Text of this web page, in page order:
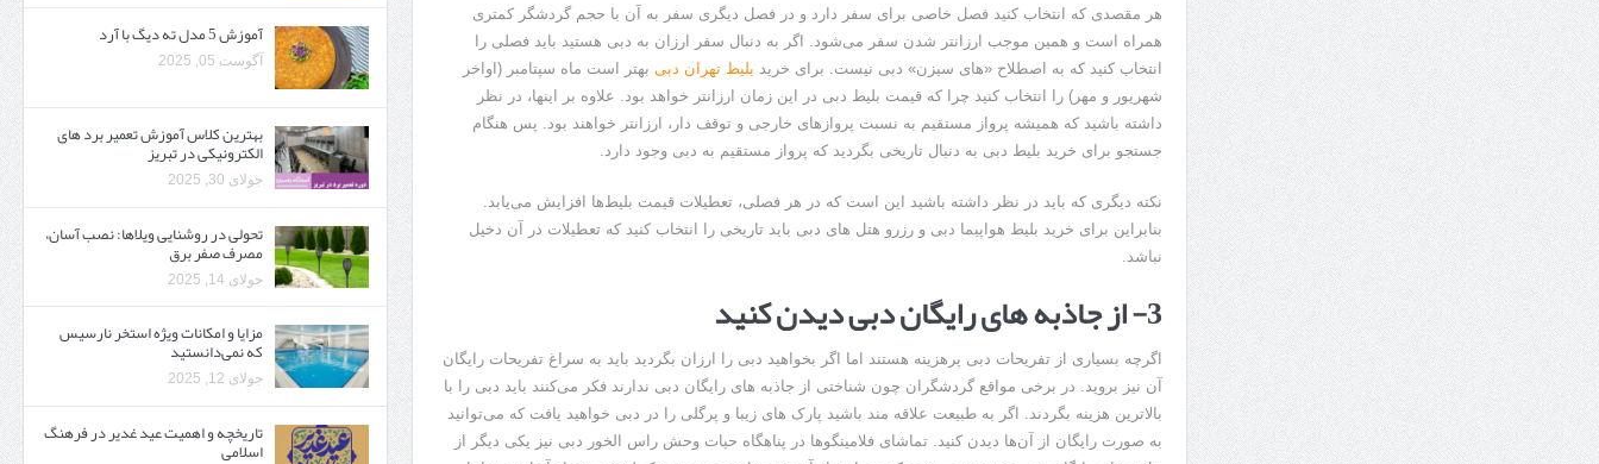
هر مقصدی که انتخاب کنید فصل خاصی برای سفر دارد و در فصل دیگری سفر به آن با حجم گردشگر کمتری
همراه است و همین موجب ارزانتر شدن سفر می‌شود. اگر به دنبال سفر ارزان به دبی هستید باید فصلی را
انتخاب کنید که به اصطلاح «های سیزن» دبی نیست. برای خرید بلیط تهران دبی بهتر است ماه سپتامبر (اواخر
شهریور و مهر) را انتخاب کنید چرا که قیمت بلیط دبی در این زمان ارزانتر خواهد بود. علاوه بر اینها، در نظر
داشته باشید که همیشه پرواز مستقیم به نسبت پروازهای خارجی و توقف دار، ارزانتر خواهند بود. پس هنگام
جستجو برای خرید بلیط دبی به دنبال تاریخی بگردید که پرواز مستقیم به دبی وجود دارد.
نکته دیگری که باید در نظر داشته باشید این است که در هر فصلی، تعطیلات قیمت بلیط‌ها افزایش می‌یابد.
بنابراین برای خرید بلیط هواپیما دبی و رزرو هتل های دبی باید تاریخی را انتخاب کنید که تعطیلات در آن دخیل
نباشد.
3- از جاذبه های رایگان دبی دیدن کنید
اگرچه بسیاری از تفریحات دبی پرهزینه هستند اما اگر بخواهید دبی را ارزان بگردید باید به سراغ تفریحات رایگان
آن نیز بروید. در برخی مواقع گردشگران چون شناختی از جاذبه های رایگان دبی ندارند فکر می‌کنند باید دبی را با
بالاترین هزینه بگردند. اگر به طبیعت علاقه مند باشید پارک های زیبا و پرگلی را در دبی خواهید یافت که می‌توانید
به صورت رایگان از آن‌ها دیدن کنید. تماشای فلامینگوها در پناهگاه حیات وحش راس الخور دبی نیز یکی دیگر از
آموزش 5 مدل ته دیگ با آرد
آگوست 05, 2025
بهترین کلاس آموزش تعمیر برد های
الکترونیکی در تبریز
جولای 30, 2025
تحولی در روشنایی ویلاها: نصب آسان،
مصرف صفر برق
جولای 14, 2025
مزایا و امکانات ویژه استخر نارسیس
که نمی‌دانستید
جولای 12, 2025
تاریخچه و اهمیت عید غدیر در فرهنگ
اسلامی